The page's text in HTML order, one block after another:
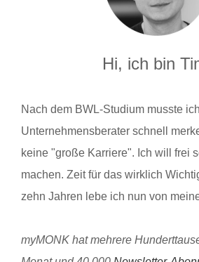
Hi, ich bin
Nach dem BWL-Studium musste
Unternehmensberater schnell
keine "große Karriere". Ich will frei
machen. Zeit für das wirklich
zehn Jahren lebe ich nun von
myMONK hat mehrere